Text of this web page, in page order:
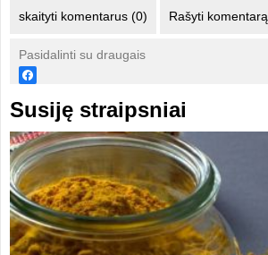
skaityti komentarus (0) Rašyti komentarą
Pasidalinti su draugais
Susiję straipsniai